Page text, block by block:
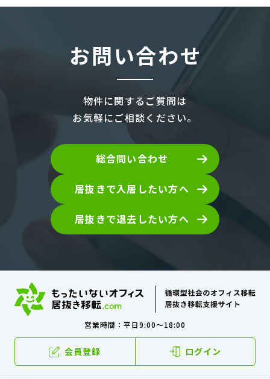
お問い合わせ
物件に関するご質問は
お気軽にご相談ください。
総合問い合わせ
居抜きで入居したい方へ
居抜きで退去したい方へ
営業時間：平日9:00～18:00
会員登録 ログイン